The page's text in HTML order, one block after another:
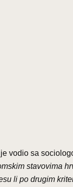
vodio sa
stavovima
li po drugim